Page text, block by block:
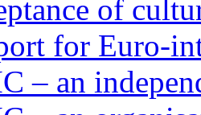
of
for Euro-
– an